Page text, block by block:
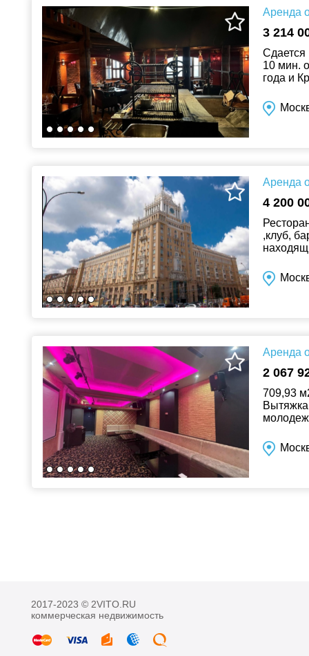
Аренда
3 214
Сдается
10 мин.
года и
Аренда
4 200
,клуб,
Аренда
2 067
709,93
2017-2023 © 2VITO.RU
коммерческая недвижимость